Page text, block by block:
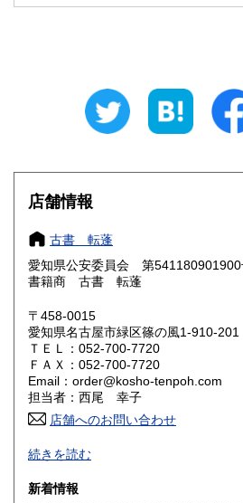
静
640円 三
滋賀県 700円 京
大阪府
奈良県
鳥取県
岡山県 810円 広
山口県 810円
香川県
佐賀県
店舗情報
古書 転蓬
愛知県公安委員会 第541180901900
書籍商 古書 転蓬
〒458-0015
愛知県名古屋市緑区篠の風1-910-201
ＴＥＬ：052-700-7720
ＦＡＸ：052-700-7720
Email：order@kosho-tenpoh.com
担当者：西尾 幸子
店舗へのお問い合わせ
近代文学、海外文学、探偵・幻想・
書、オカルティズムなど。
HPもぜひご覧下さいませ。
続きを読む
新着情報